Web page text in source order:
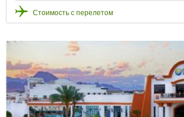
Стоимость с перелетом